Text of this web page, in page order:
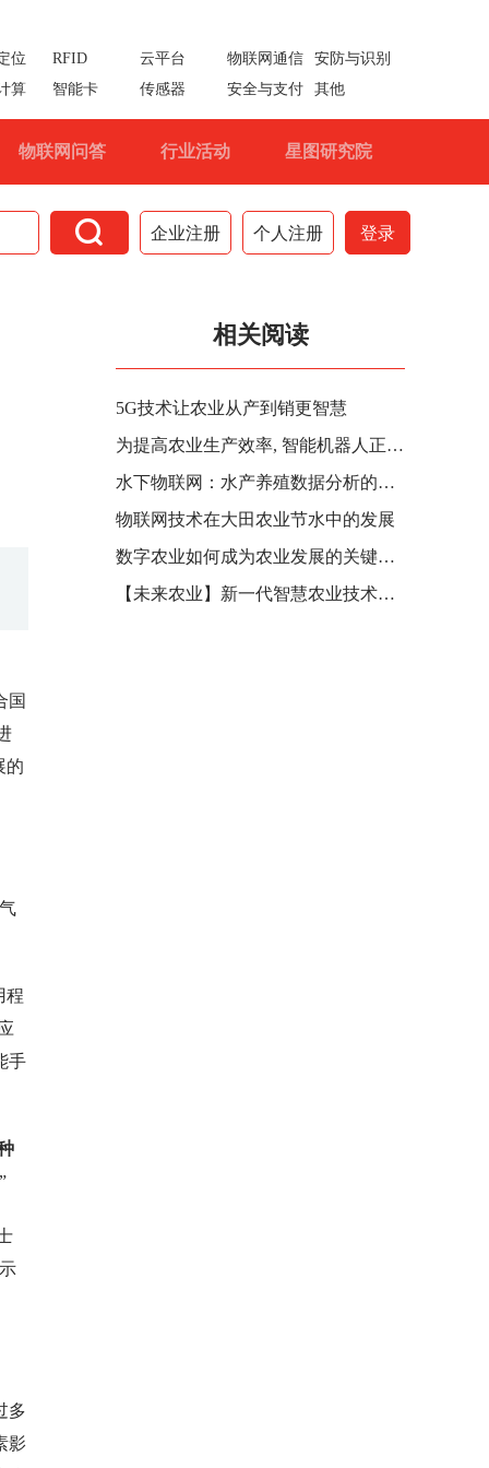
位 RFID 云平台 物联网通信
安防与识别
算
智能卡 传感器 安全与支付 其他
物联网问答 行业活动 星图研究院
 企业注册 个人注册 登录
国
的
程
手
多
影
相关阅读
5G技术让农业从产到销更智慧
为提高农业生产效率, 智能机器人正在赋能
水下物联网：水产养殖数据分析的前景
物联网技术在大田农业节水中的发展
数字农业如何成为农业发展的关键所在？
【未来农业】新一代智慧农业技术应用展望